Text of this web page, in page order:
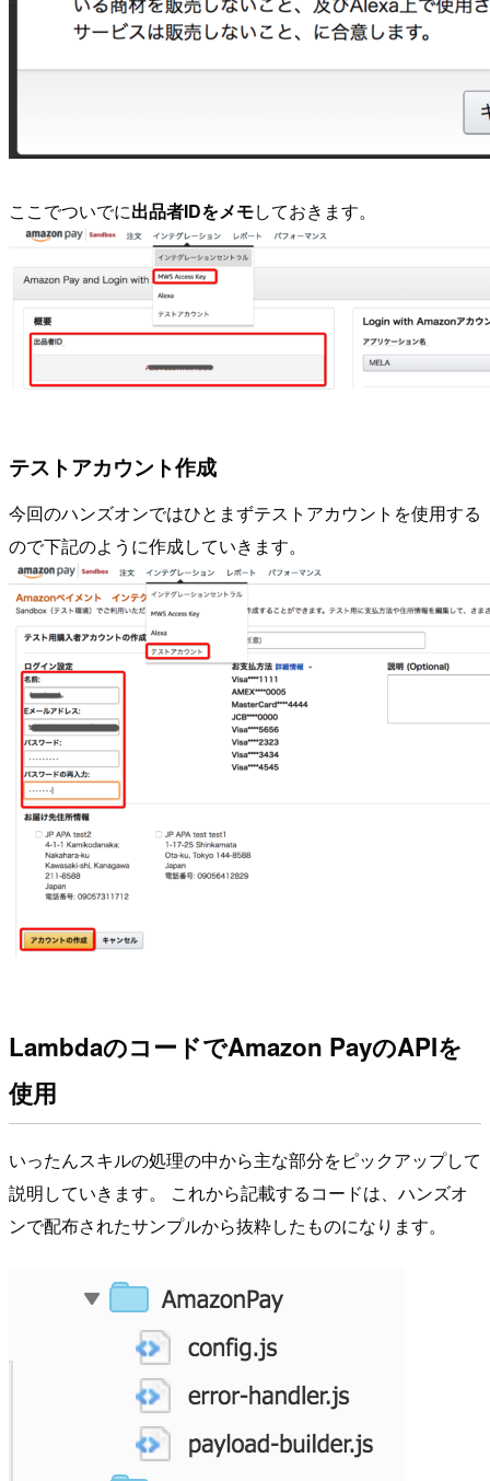
ここでついでに出品者IDをメモしておきます。
テストアカウント作成
今回のハンズオンではひとまずテストアカウントを使用する
ので下記のように作成していきます。
LambdaのコードでAmazon PayのAPIを
使用
いったんスキルの処理の中から主な部分をピックアップして
説明していきます。 これから記載するコードは、ハンズオ
ンで配布されたサンプルから抜粋したものになります。